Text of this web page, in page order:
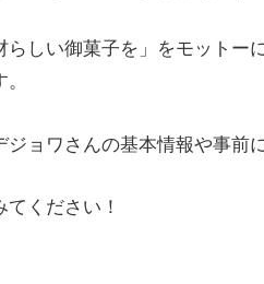
らしい御菓子を」をモット
ジョワさんの基本情報や事前
ください！